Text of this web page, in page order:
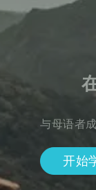
与母语者
开始